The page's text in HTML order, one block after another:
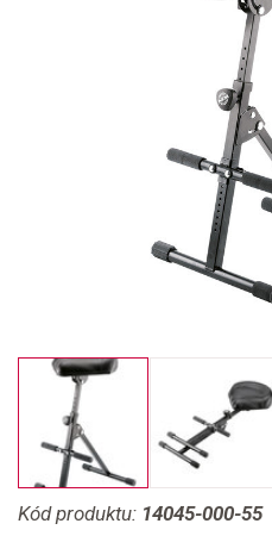
Kód produktu: 14045-000-55